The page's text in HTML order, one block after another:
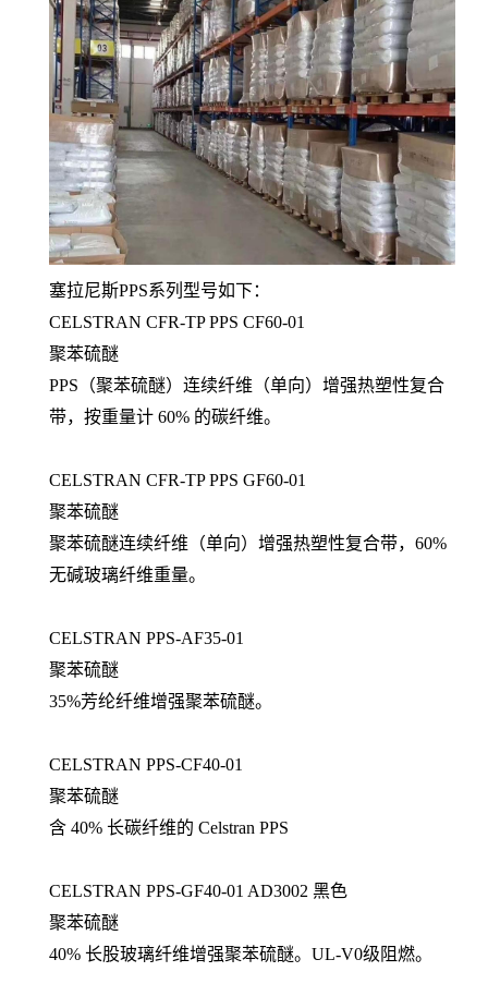
塞拉尼斯PPS系列型号如下：
CELSTRAN CFR-TP PPS CF60-01
聚苯硫醚
PPS（聚苯硫醚）连续纤维（单向）增强热塑性复合
带，按重量计 60% 的碳纤维。
CELSTRAN CFR-TP PPS GF60-01
聚苯硫醚
聚苯硫醚连续纤维（单向）增强热塑性复合带，60%
无碱玻璃纤维重量。
CELSTRAN PPS-AF35-01
聚苯硫醚
35%芳纶纤维增强聚苯硫醚。
CELSTRAN PPS-CF40-01
聚苯硫醚
含 40% 长碳纤维的 Celstran PPS
CELSTRAN PPS-GF40-01 AD3002 黑色
聚苯硫醚
40% 长股玻璃纤维增强聚苯硫醚。UL-V0级阻燃。